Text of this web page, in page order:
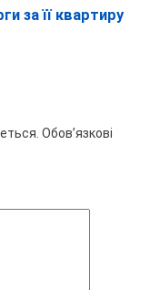
за її квартиру
Обов’язкові